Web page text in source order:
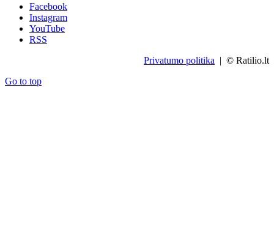
Facebook
Instagram
YouTube
RSS
Privatumo politika | © Ratilio.lt
Go to top